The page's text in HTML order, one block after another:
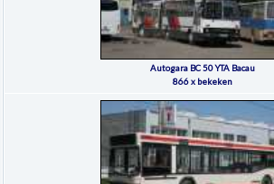
Autogara BC 50 YTA Bacau
866 x bekeken